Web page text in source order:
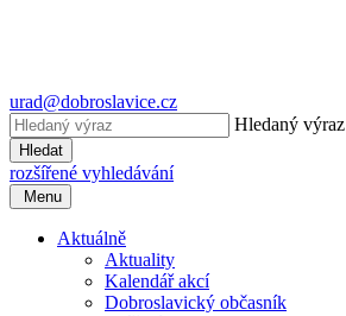
urad@dobroslavice.cz
Hledaný výraz
Hledat
rozšířené vyhledávání
Menu
Aktuálně
Aktuality
Kalendář akcí
Dobroslavický občasník